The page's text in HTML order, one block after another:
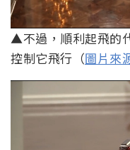
▲不過，順利起飛的
控制它飛行（圖片來